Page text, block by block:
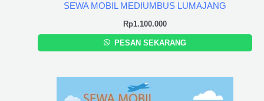
SEWA MOBIL MEDIUMBUS LUMAJANG
Rp1.100.000
PESAN SEKARANG